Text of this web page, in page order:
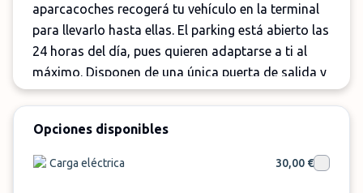
aparcacoches recogerá tu vehículo en la terminal
para llevarlo hasta ellas. El parking está abierto las
24 horas del día, pues quieren adaptarse a ti al
máximo. Disponen de una única puerta de salida y
de entrada a sus aparcamientos, ubicados al aire
no hay máximo de altura.
La seguridad es la prioridad para ellos, con
Opciones disponibles
Carga eléctrica 30,00 €